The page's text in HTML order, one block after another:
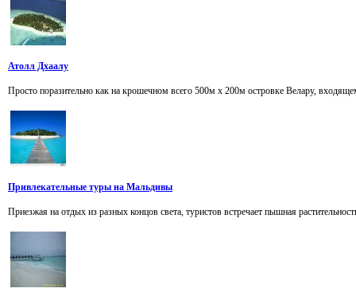
Атолл Дхаалу
Просто поразительно как на крошечном всего 500м х 200м островке Велару,
Привлекательные туры на Мальдивы
Приезжая на отдых из разных концов света, туристов встречает пышная